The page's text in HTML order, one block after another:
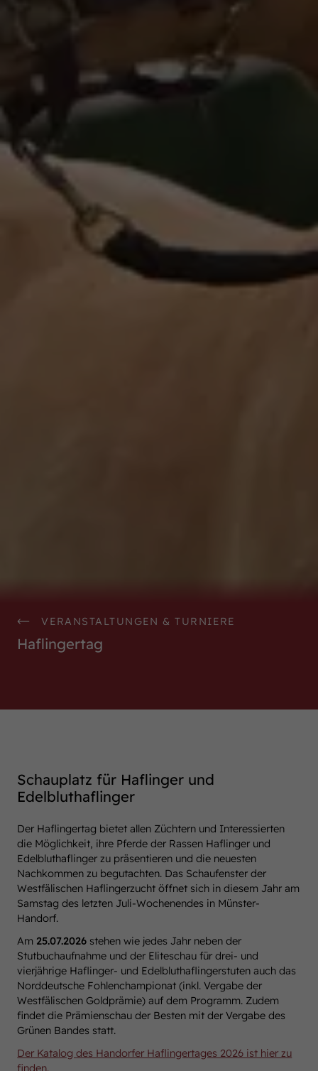
VERANSTALTUNGEN & TURNIERE
Haflingertag
Schauplatz für Haflinger und
Edelbluthaflinger
Der Haflingertag bietet allen Züchtern und Interessierten
die Möglichkeit, ihre Pferde der Rassen Haflinger und
Edelbluthaflinger zu präsentieren und die neuesten
Nachkommen zu begutachten. Das Schaufenster der
Westfälischen Haflingerzucht öffnet sich in diesem Jahr am
Samstag des letzten Juli-Wochenendes in Münster-
Handorf.
Am 25.07.2026 stehen wie jedes Jahr neben der
Stutbuchaufnahme und der Eliteschau für drei- und
vierjährige Haflinger- und Edelbluthaflingerstuten auch das
Norddeutsche Fohlenchampionat (inkl. Vergabe der
Westfälischen Goldprämie) auf dem Programm. Zudem
findet die Prämienschau der Besten mit der Vergabe des
Grünen Bandes statt.
Der Katalog des Handorfer Haflingertages 2026 ist hier zu
finden.